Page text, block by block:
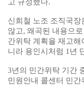
고 규정했다.
신희철 노조 조직국
않고, 왜곡된 내용으
간위탁 계획을 재고해
니라 용인시처럼 1년
3년의 민간위탁 기간
민원안내 콜센터 민